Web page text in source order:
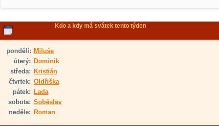
Kdo a kdy má svátek tento týden
pondělí: Miluše
úterý: Dominik
středa: Kristián
čtvrtek: Oldřiška
pátek: Lada
sobota: Soběslav
neděle: Roman